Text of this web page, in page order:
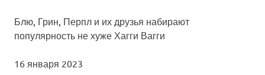
Блю, Грин, Перпл и их друзья набирают
популярность не хуже Хагги Вагги
16 января 2023